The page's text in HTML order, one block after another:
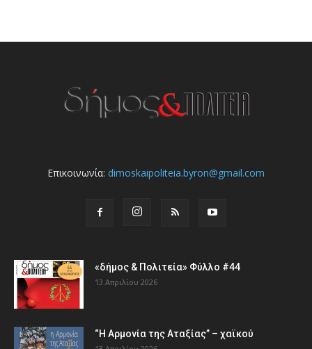
Επικοινωνία: dimoskaipoliteia.byron@gmail.com
«δήμος & Πολιτεία» Φύλλο #44
13 Απριλίου 2026
“Η Αρμονία της Αταξίας” – χαϊκού